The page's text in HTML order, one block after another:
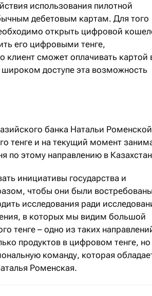
использования пилотной
дебетовым картам. Для того
открыть цифровой
его цифровыми тенге,
сможет оплачивать картой
широком доступе эта возможность
банка Натальи
тенге и на текущий момент
по этому направлению в
инициативы государства и
чтобы они были
исследования ради
в которых мы видим большой
тенге – одно из таких
продуктов в цифровом тенге,
команду, которая
Роменская.